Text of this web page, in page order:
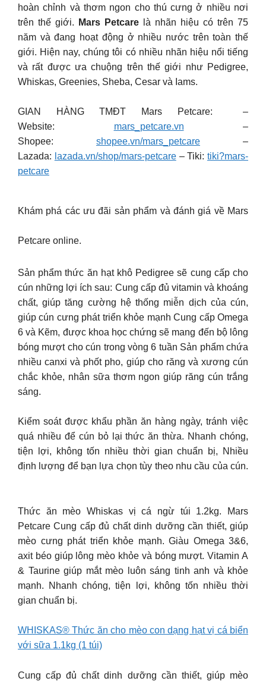
hoàn chỉnh và thơm ngon cho thú cưng ở nhiều nơi
trên thế giới.
Mars Petcare là nhãn hiệu có trên 75
năm và đang hoạt động ở nhiều nước trên toàn thế
giới. Hiện nay, chúng tôi có nhiều nhãn hiệu nổi tiếng
và rất được ưa chuộng trên thế giới như Pedigree,
Whiskas, Greenies, Sheba, Cesar và Iams.
GIAN HÀNG TMĐT Mars Petcare: –
Website: mars_petcare.vn –
Shopee: shopee.vn/mars_petcare –
Lazada: lazada.vn/shop/mars-petcare– Tiki: tiki?mars-
petcare
Khám phá các ưu đãi sản phẩm và đánh giá về Mars
Petcare online.
Sản phẩm thức ăn hạt khô Pedigree sẽ cung cấp cho
cún những lợi ích sau: Cung cấp đủ vitamin và khoáng
chất, giúp tăng cường hệ thống miễn dịch của cún,
giúp cún cưng phát triển khỏe mạnh Cung cấp Omega
6 và Kẽm, được khoa học chứng sẽ mang đến bộ lông
bóng mượt cho cún trong vòng 6 tuần Sản phẩm chứa
nhiều canxi và phốt pho, giúp cho răng và xương cún
chắc khỏe, nhân sữa thơm ngon giúp răng cún trắng
sáng.
Kiểm soát được khẩu phần ăn hàng ngày, tránh việc
quá nhiều để cún bỏ lại thức ăn thừa. Nhanh chóng,
tiện lợi, không tốn nhiều thời gian chuẩn bị, Nhiều
định lượng để bạn lựa chọn tùy theo nhu cầu của cún.
Thức ăn mèo Whiskas vị cá ngừ túi 1.2kg. Mars
Petcare Cung cấp đủ chất dinh dưỡng cần thiết, giúp
mèo cưng phát triển khỏe mạnh. Giàu Omega 3&6,
axit béo giúp lông mèo khỏe và bóng mượt. Vitamin A
& Taurine giúp mắt mèo luôn sáng tinh anh và khỏe
mạnh. Nhanh chóng, tiện lợi, không tốn nhiều thời
gian chuẩn bị.
WHISKAS® Thức ăn cho mèo con dạng hạt vị cá biển
với sữa 1.1kg (1 túi)
Cung cấp đủ chất dinh dưỡng cần thiết, giúp mèo